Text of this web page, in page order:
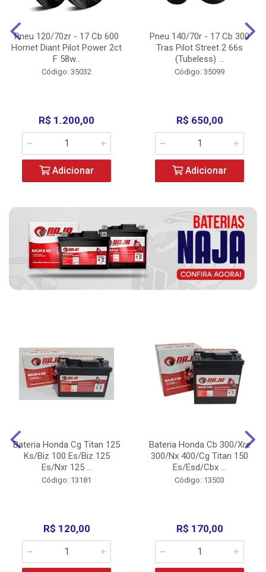
Pneu 120/70zr - 17 Cb 600
Hornet Diant Pilot Power 2ct
F 58w...
Código: 35032
R$ 1.200,00
Adicionar
Pneu 140/70r - 17 Cb 300
Tras Pilot Street 2 66s
(Tubeless) ...
Código: 35099
R$ 650,00
Adicionar
Bateria Honda Cg Titan 125
Ks/Biz 100 Es/Biz 125
Es/Nxr 125 ...
Código: 13181
R$ 120,00
Bateria Honda Cb 300/Xre
300/Nx 400/Cg Titan 150
Es/Esd/Cbx ...
Código: 13503
R$ 170,00